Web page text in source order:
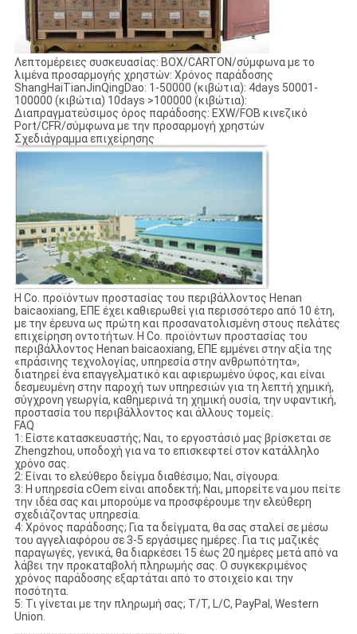
Λεπτομέρειες συσκευασίας: BOX/CARTON/σύμφωνα με το
λιμένα προσαρμογής χρηστών: Χρόνος παράδοσης
ShangHaiTianJinQingDao: 1-50000 (κιβώτια): 4days 50001-
100000 (κιβώτια) 10days >100000 (κιβώτια):
Διαπραγματεύσιμος όρος παράδοσης: EXW/FOB κινεζικό
Port/CFR/σύμφωνα με την προσαρμογή χρηστών
Σχεδιάγραμμα επιχείρησης
Η Co. προϊόντων προστασίας του περιβάλλοντος Henan
baicaoxiang, ΕΠΕ έχει καθιερωθεί για περισσότερο από 10 έτη,
με την έρευνα ως πρώτη και προσανατολισμένη στους πελάτες
επιχείρηση οντοτήτων. Η Co. προϊόντων προστασίας του
περιβάλλοντος Henan baicaoxiang, ΕΠΕ εμμένει στην αξία της
«πράσινης τεχνολογίας, υπηρεσία στην ανθρωπότητα»,
διατηρεί ένα επαγγελματικό και αφιερωμένο ύφος, και είναι
δεσμευμένη στην παροχή των υπηρεσιών για τη λεπτή χημική,
σύγχρονη γεωργία, καθημερινά τη χημική ουσία, την υφαντική,
προστασία του περιβάλλοντος και άλλους τομείς.
FAQ
1: Είστε κατασκευαστής; Ναι, το εργοστάσιό μας βρίσκεται σε
Zhengzhou, υποδοχή για να το επισκεφτεί στον κατάλληλο
χρόνο σας.
2: Είναι το ελεύθερο δείγμα διαθέσιμο; Ναι, σίγουρα.
3: Η υπηρεσία cOem είναι αποδεκτή; Ναι, μπορείτε να μου πείτε
την ιδέα σας και μπορούμε να προσφέρουμε την ελεύθερη
σχεδιάζοντας υπηρεσία.
4: Χρόνος παράδοσης; Για τα δείγματα, θα σας σταλεί σε μέσω
του αγγελιαφόρου σε 3-5 εργάσιμες ημέρες. Για τις μαζικές
παραγωγές, γενικά, θα διαρκέσει 15 έως 20 ημέρες μετά από να
λάβει την προκαταβολή πληρωμής σας. Ο συγκεκριμένος
χρόνος παράδοσης εξαρτάται από το στοιχείο και την
ποσότητα.
5: Τι γίνεται με την πληρωμή σας; T/T, L/C, PayPal, Western
Union.